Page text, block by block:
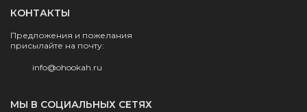
КОНТАКТЫ
Предложения и пожелания
присылайте на почту:
info@ohookah.ru
МЫ В СОЦИАЛЬНЫХ СЕТЯХ